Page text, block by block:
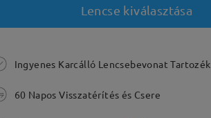
Lencse kiválasztása
Ingyenes Karcálló Lencsebevonat Tartozék
60 Napos Visszatérítés és Csere